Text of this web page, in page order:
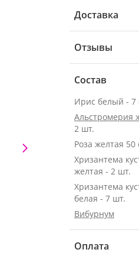
Доставка
Отзывы
Состав
Ирис белый - 7
Альстромерия
2 шт.
Роза желтая
Хризантема
желтая - 2 шт.
Хризантема
белая - 7 шт.
Вибурнум
Оплата